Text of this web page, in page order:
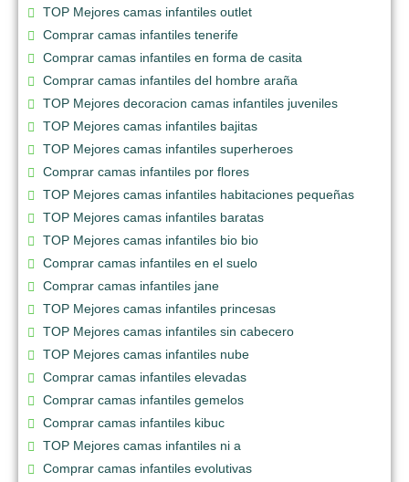
TOP Mejores camas infantiles outlet
Comprar camas infantiles tenerife
Comprar camas infantiles en forma de casita
Comprar camas infantiles del hombre araña
TOP Mejores decoracion camas infantiles juveniles
TOP Mejores camas infantiles bajitas
TOP Mejores camas infantiles superheroes
Comprar camas infantiles por flores
TOP Mejores camas infantiles habitaciones pequeñas
TOP Mejores camas infantiles baratas
TOP Mejores camas infantiles bio bio
Comprar camas infantiles en el suelo
Comprar camas infantiles jane
TOP Mejores camas infantiles princesas
TOP Mejores camas infantiles sin cabecero
TOP Mejores camas infantiles nube
Comprar camas infantiles elevadas
Comprar camas infantiles gemelos
Comprar camas infantiles kibuc
TOP Mejores camas infantiles ni a
Comprar camas infantiles evolutivas